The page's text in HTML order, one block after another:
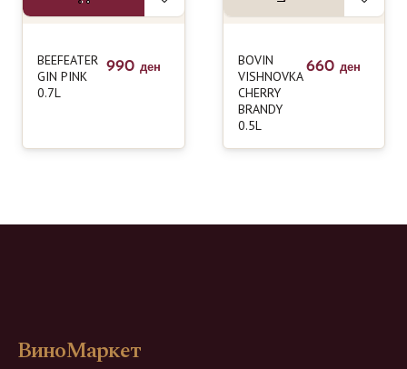
BEEFEATER
GIN PINK
0.7L
990 ден
BOVIN
VISHNOVKA
CHERRY
BRANDY
0.5L
660 ден
ВиноМаркет